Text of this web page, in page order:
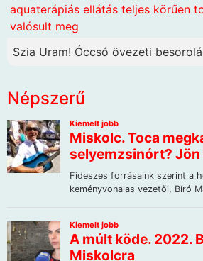
aquaterápiás ellátás teljes körűen
valósult meg
Szia Uram! Óccsó övezeti
Népszerű